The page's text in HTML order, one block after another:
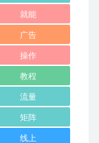
就能
广告
操作
教程
流量
矩阵
线上